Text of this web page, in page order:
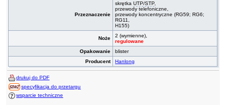
Przeznaczenie
skrętkaUTP/STP,
przewody telefoniczne,
przewody koncentryczne (RG59; RG6;
RG11,
H155)
Noże
2 (wymienne),
regulowane
Opakowanie
blister
Producent
Hanlong
drukuj do PDF
specyfikacja do przetargu
wsparcie techniczne